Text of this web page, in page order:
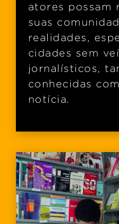
atores possam
suas
realidades,
cidades sem
jornalísticos,
conhecidas
notícia.